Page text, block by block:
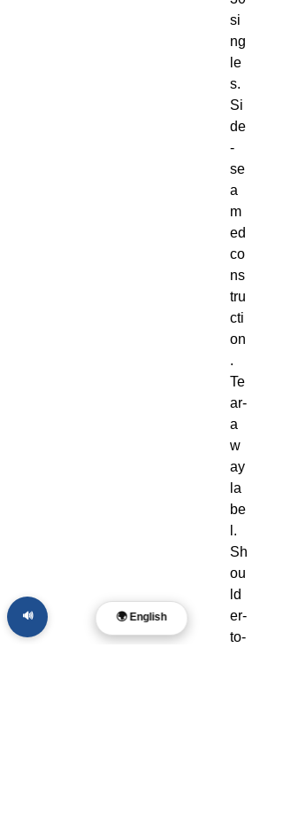
si
ng
le
s.
Si
de
-
se
a
m
ed
co
ns
tru
cti
on
.
Te
ar-
a
w
ay
la
be
l.
Sh
ou
ld
er-
to-
🌍 English
🔊